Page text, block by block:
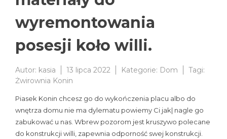
wyremontowania
posesji koło willi.
Autor: kasia 13 lipca 2022 Kategorie: Dom
Tagi:
Żwirownia Konin
Piasek Konin chcesz go do wykończenia placu albo do
wnętrza domu nie ma dylematu powiemy Ci jak| nagle go
zabukować u nas. Wbrew pozorom jest kruszywo polecane
do konstrukcji willi, zapewnia odporność swej konstrukcji.